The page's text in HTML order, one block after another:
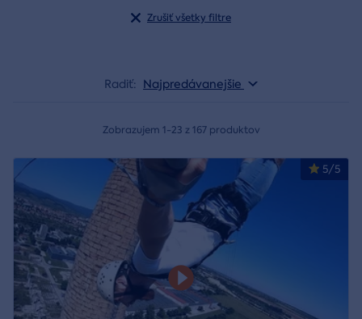
Zrušiť všetky filtre
Radiť: Najpredávanejšie
Zobrazujem 1-23 z 167 produktov
5/5